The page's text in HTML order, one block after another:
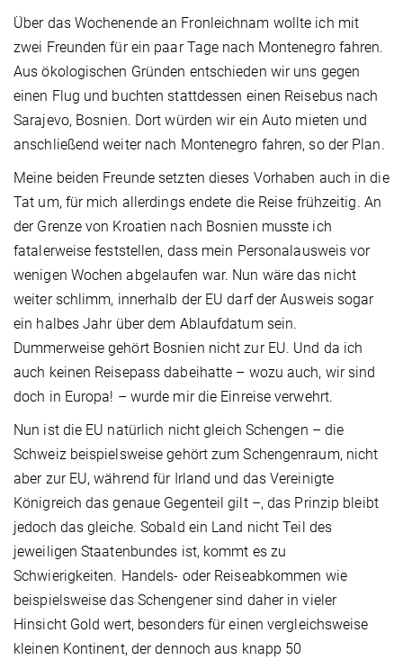
Über das Wochenende an Fronleichnam wollte ich mit
zwei Freunden für ein paar Tage nach Montenegro fahren.
Aus ökologischen Gründen entschieden wir uns gegen
einen Flug und buchten stattdessen einen Reisebus nach
Sarajevo, Bosnien. Dort würden wir ein Auto mieten und
anschließend weiter nach Montenegro fahren, so der Plan.
Meine beiden Freunde setzten dieses Vorhaben auch in die
Tat um, für mich allerdings endete die Reise frühzeitig. An
der Grenze von Kroatien nach Bosnien musste ich
fatalerweise feststellen, dass mein Personalausweis vor
wenigen Wochen abgelaufen war. Nun wäre das nicht
weiter schlimm, innerhalb der EU darf der Ausweis sogar
ein halbes Jahr über dem Ablaufdatum sein.
Dummerweise gehört Bosnien nicht zur EU. Und da ich
auch keinen Reisepass dabeihatte – wozu auch, wir sind
doch in Europa! – wurde mir die Einreise verwehrt.
Nun ist die EU natürlich nicht gleich Schengen – die
Schweiz beispielsweise gehört zum Schengenraum, nicht
aber zur EU, während für Irland und das Vereinigte
Königreich das genaue Gegenteil gilt –, das Prinzip bleibt
jedoch das gleiche. Sobald ein Land nicht Teil des
jeweiligen Staatenbundes ist, kommt es zu
Schwierigkeiten. Handels- oder Reiseabkommen wie
beispielsweise das Schengener sind daher in vieler
Hinsicht Gold wert, besonders für einen vergleichsweise
kleinen Kontinent, der dennoch aus knapp 50